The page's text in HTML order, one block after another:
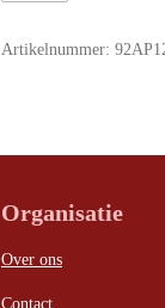
Artikelnummer:
Organisatie
Over ons
Contact